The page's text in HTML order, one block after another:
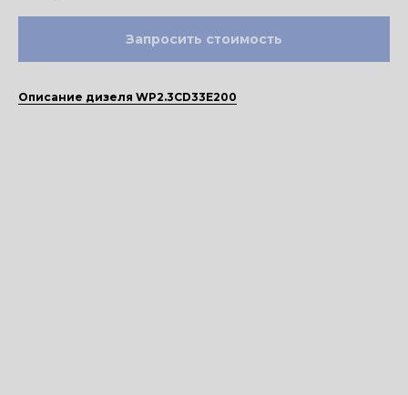
Запросить стоимость
Описание дизеля WP2.3CD33E200